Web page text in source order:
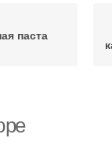
паста